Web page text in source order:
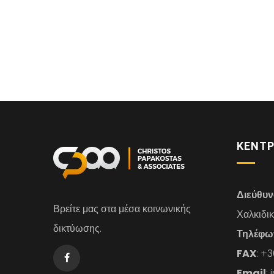
Βρείτε μας στα μέσα κοινωνικής
δικτύωσης.
FAX: